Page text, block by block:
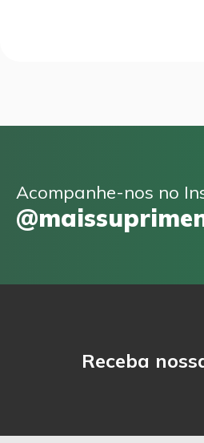
Acompanhe-nos no
Receba